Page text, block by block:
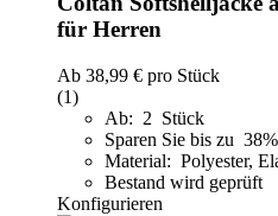
für Herren
Ab 38,99 € pro Stück
(1)
Ab: 2 Stück
Sparen Sie bis zu 38%
Material: Polyester,
Bestand wird geprüft
Konfigurieren